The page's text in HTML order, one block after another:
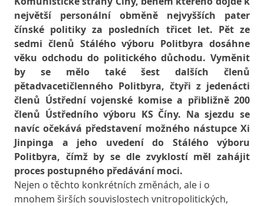
největší personální obměně nejvyšších pater
čínské politiky za posledních třicet let. Pět ze
sedmi členů Stálého výboru Politbyra dosáhne
věku odchodu do politického důchodu. Vyměnit
by se mělo také šest dalších členů
pětadvacetičlenného Politbyra, čtyři z jedenácti
členů Ústřední vojenské komise a přibližně 200
členů Ústředního výboru KS Číny. Na sjezdu se
navíc očekává představení možného nástupce Xi
Jinpinga a jeho uvedení do Stálého výboru
Politbyra, čímž by se dle zvyklostí měl zahájit
proces postupného předávání moci.
Nejen o těchto konkrétních změnách, ale i o
mnohem širších souvislostech vnitropolitických,